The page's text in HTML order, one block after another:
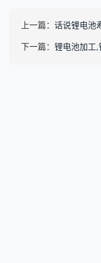
上一篇： 话说锂电池
下一篇： 锂电池加工,